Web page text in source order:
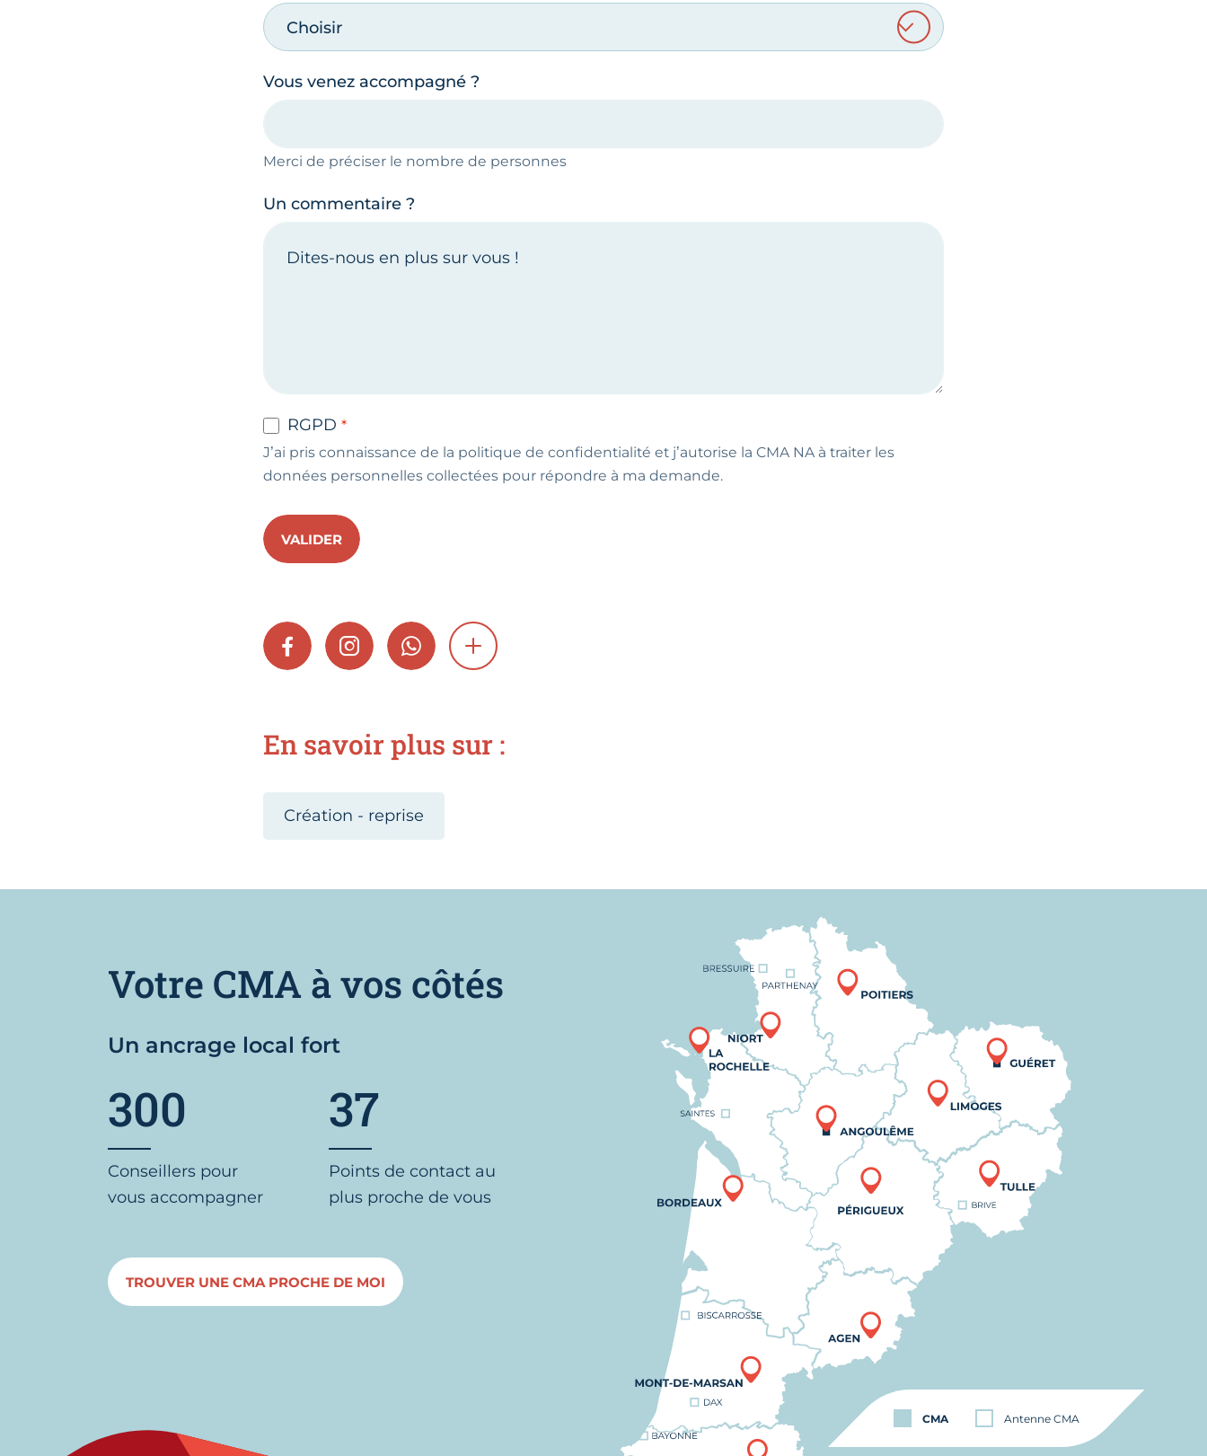
Choisir
Vous venez accompagné ?
Merci de préciser le nombre de personnes
Un commentaire ?
RGPD
J’ai pris connaissance de la politique de confidentialité et j’autorise la CMA NA à traiter les
données personnelles collectées pour répondre à ma demande.
VALIDER
FACEBOOKINSTAGRAMWHATSAPPSHOW MORE
En savoir plus sur :
Création - reprise
CMA Antenne CMA
Votre CMA à vos côtés
Un ancrage local fort
300
Conseillers pour
vous accompagner
37
Points de contact au
plus proche de vous
TROUVER UNE CMA PROCHE DE MOI